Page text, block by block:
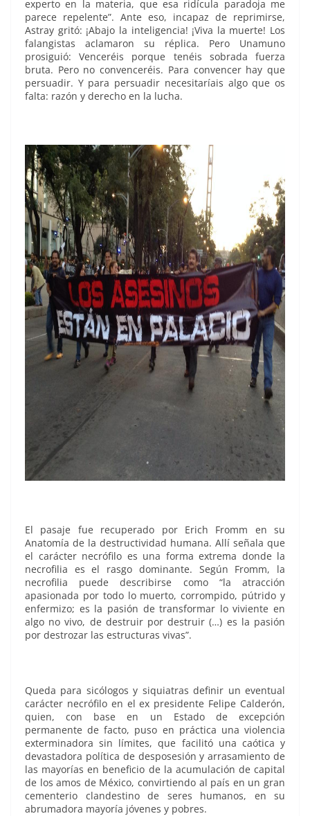
experto en la materia, que esa ridícula paradoja me
parece repelente”. Ante eso, incapaz de reprimirse,
Astray gritó: ¡Abajo la inteligencia! ¡Viva la muerte! Los
falangistas aclamaron su réplica. Pero Unamuno
prosiguió: Venceréis porque tenéis sobrada fuerza
bruta. Pero no convenceréis. Para convencer hay que
persuadir. Y para persuadir necesitaríais algo que os
falta: razón y derecho en la lucha.
El pasaje fue recuperado por Erich Fromm en su
Anatomía de la destructividad humana. Allí señala que
el carácter necrófilo es una forma extrema donde la
necrofilia es el rasgo dominante. Según Fromm, la
necrofilia puede describirse como “la atracción
apasionada por todo lo muerto, corrompido, pútrido y
enfermizo; es la pasión de transformar lo viviente en
algo no vivo, de destruir por destruir (…) es la pasión
por destrozar las estructuras vivas”.
Queda para sicólogos y siquiatras definir un eventual
carácter necrófilo en el ex presidente Felipe Calderón,
quien, con base en un Estado de excepción
permanente de facto, puso en práctica una violencia
exterminadora sin límites, que facilitó una caótica y
devastadora política de desposesión y arrasamiento de
las mayorías en beneficio de la acumulación de capital
de los amos de México, convirtiendo al país en un gran
cementerio clandestino de seres humanos, en su
abrumadora mayoría jóvenes y pobres.